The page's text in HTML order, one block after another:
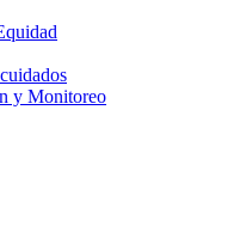
y Monitoreo